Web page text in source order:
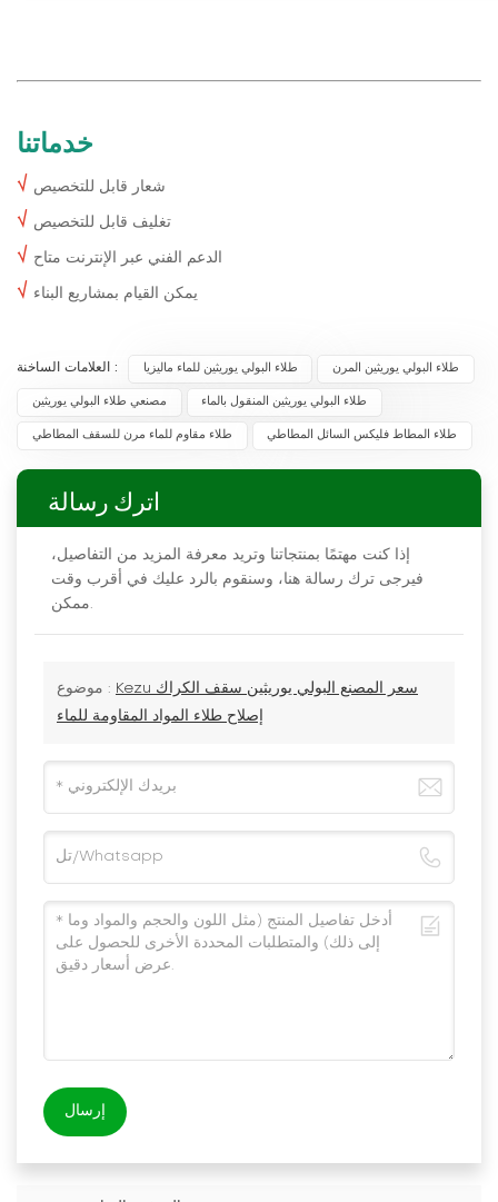
خدماتنا
√ شعار قابل للتخصيص
√ تغليف قابل للتخصيص
√ الدعم الفني عبر الإنترنت متاح
√ يمكن القيام بمشاريع البناء
العلامات الساخنة : طلاء البولي يوريثين للماء ماليزيا طلاء البولي يوريثين المرن
مصنعي طلاء البولي يوريثين طلاء البولي يوريثين المنقول بالماء
طلاء مقاوم للماء مرن للسقف المطاطي طلاء المطاط فليكس السائل المطاطي
اترك رسالة
إذا كنت مهتمًا بمنتجاتنا وتريد معرفة المزيد من التفاصيل،
فيرجى ترك رسالة هنا، وسنقوم بالرد عليك في أقرب وقت
ممكن.
موضوع : Kezu سعر المصنع البولي يوريثين سقف الكراك
إصلاح طلاء المواد المقاومة للماء
إرسال